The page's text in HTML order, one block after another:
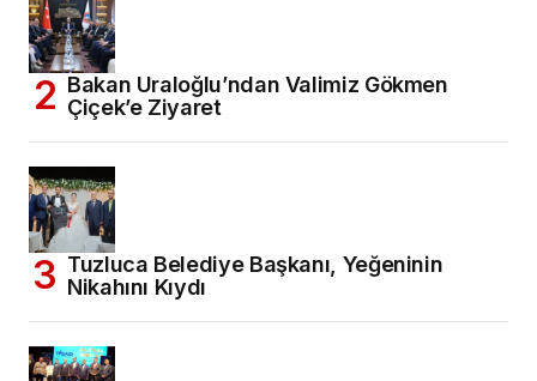
Bakan Uraloğlu’ndan Valimiz Gökmen
Çiçek’e Ziyaret
Tuzluca Belediye Başkanı, Yeğeninin
Nikahını Kıydı